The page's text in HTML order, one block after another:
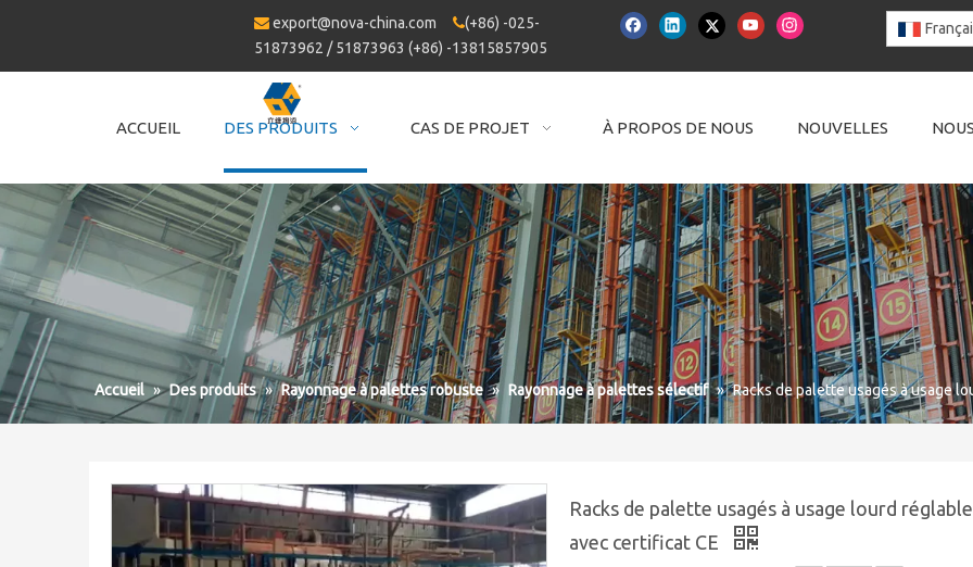
 export@nova-china.com (+86) -025-
51873962 / 51873963 (+86) -13815857905
ACCUEIL DES PRODUITS CAS DE PROJET À PROPOS DE NOUS NOUVELLES
Accueil » Des produits » Rayonnage à palettes robuste » Rayonnage à palettes sélectif » Racks de palette usagés à usage
Racks de palette usagés à usage lourd réglable
avec certificat CE